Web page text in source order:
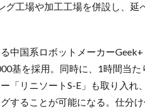
工場や加工工場を併設し、延
中国系ロボットメーカー
基を採用。同時に、1時間当
「リニソートS-E」も取り入れ
することが可能になる。仕分け